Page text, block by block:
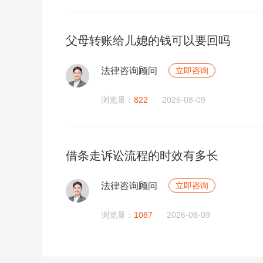
父母转账给儿媳的钱可以要回吗
法律咨询顾问 立即咨询
浏览量： 822 2026-08-09
借条走诉讼流程的时效有多长
法律咨询顾问 立即咨询
浏览量： 1087 2026-08-09